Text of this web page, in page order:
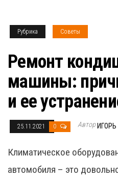
Рубрика Советы
Ремонт
машины:
и ее
25.11.2021 0 Автор
Климатическое
автомобиля – это